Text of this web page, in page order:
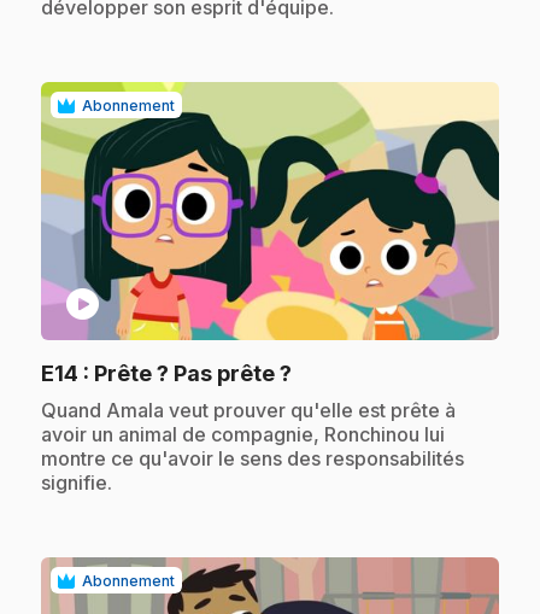
développer son esprit d'équipe.
Abonnement
play_circle
E14 : Prête ? Pas prête ?
.Quand Amala veut prouver qu'elle est prête à
avoir un animal de compagnie, Ronchinou lui
montre ce qu'avoir le sens des responsabilités
signifie.
Abonnement